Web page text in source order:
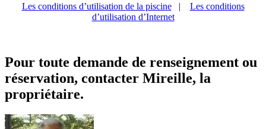
Les conditions d’utilisation de la piscine| Les conditions
d’utilisation d’Internet
Pour toute demande de renseignement ou
réservation, contacter Mireille, la
propriétaire.